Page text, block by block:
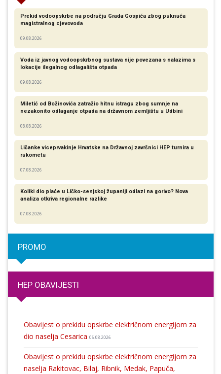
Prekid vodoopskrbe na području Grada Gospića zbog puknuća
magistralnog cjevovoda
09.08.2026
Voda iz javnog vodoopskrbnog sustava nije povezana s nalazima s
lokacije ilegalnog odlagališta otpada
09.08.2026
Miletić od Božinovića zatražio hitnu istragu zbog sumnje na
nezakonito odlaganje otpada na državnom zemljištu u Udbini
08.08.2026
Ličanke viceprvakinje Hrvatske na Državnoj završnici HEP turnira u
rukometu
07.08.2026
Koliki dio plaće u Ličko-senjskoj županiji odlazi na gorivo? Nova
analiza otkriva regionalne razlike​
07.08.2026
PROMO
HEP OBAVIJESTI
Obavijest o prekidu opskrbe električnom energijom za
dio naselja Cesarica 06.08.2026
Obavijest o prekidu opskrbe električnom energijom za
naselja Rakitovac, Bilaj, Ribnik, Medak, Papuča,